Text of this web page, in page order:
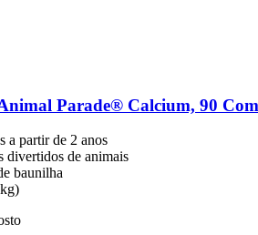
Parade® Calcium, 90
a partir de 2 anos
divertidos de animais
baunilha